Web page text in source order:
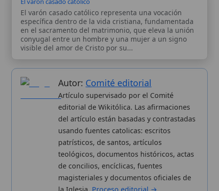
patrísticos, de santos, artículos
teológicos, documentos históricos, actas
de concilios, encíclicas, fuentes
magisteriales y documentos oficiales de
Proceso editorial →
Wikitólica © 2026. Enciclopedia del patrimonio doctrinal,
histórico y litúrgico de la Iglesia Católica. Parte de la red formativa
Curso Católico,Buscador CatólicoyCustodio Animae. Con
Valencia, España.ISSN: 3101-7339. Bajo el patrocinio de San
Carlo Acutis.
Proceso editorial
Publicación seriada
Estadísticas
Aviso legal
Política de privacidad
Más visitados
Nuevas entradas
Cambios recientes
Aplicaciones
Kit de Prensa
Widgets para tu web